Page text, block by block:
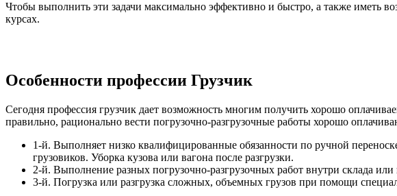
Чтобы выполнить эти задачи максимально эффективно и быстро, а также иметь
курсах.
Особенности профессии Грузчик
Сегодня профессия грузчик дает возможность многим получить хорошо
правильно, рационально вести погрузочно-разгрузочные работы хорошо
1-й. Выполняет низко квалифицированные обязанности по ручной
грузовиков. Уборка кузова или вагона после разгрузки.
2-й. Выполнение разных погрузочно-разгрузочных работ внутри склада
3-й. Погрузка или разгрузка сложных, объемных грузов при помощи